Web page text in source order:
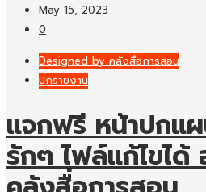
May 15, 2023
0
Designed by คลังสื่อการสอน
ปกรายงาน
แจกฟรี หน้าปกแ
รักๆ ไฟล์แก้ไขได้